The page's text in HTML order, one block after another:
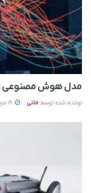
مدل هوش مصنوعی WeatherNext گوگل متن‌باز شد
نوشته شده توسط مانی